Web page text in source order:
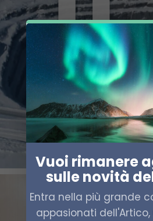
Vuoi rimanere
sulle novità
Entra nella più grande
appasionati